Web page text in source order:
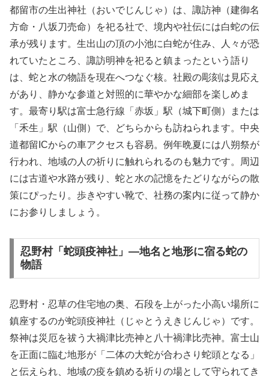
都留市の生出神社（おいでじんじゃ）は、諏訪神（建御名
方命・八坂刀売命）を祀る社で、境内や社伝には白蛇の伝
承が残ります。生出山の頂の小池に白蛇が住み、人々が恐
れていたところ、諏訪明神を祀ると鎮まったという語り
は、蛇と水の物語を現在へつなぐ核。社殿の彫刻は見応え
があり、静かな参道と対照的に華やかな細部を楽しめま
す。最寄り駅は富士急行線「赤坂」駅（城下町側）または
「禾生」駅（山側）で、どちらからも訪ねられます。中央
道都留ICからの車アクセスも容易。例年晩夏には八朔祭が
行われ、地域の人の祈りに触れられるのも魅力です。周辺
には古道や水路が残り、蛇と水の記憶をたどりながらの散
策にぴったり。歩きやすい靴で、社務の案内に従って静か
にお参りしましょう。
忍野村「蛇頭疫神社」—地名と地形に宿る蛇の
物語
忍野村・忍草の住宅地の奥、石段を上がった小高い場所に
鎮座するのが蛇頭疫神社（じゃとうえきじんじゃ）です。
祭神は災厄を祓う大禍津比売神と八十禍津比売神。富士山
を正面に臨む地形が「二体の大蛇が合わさり蛇頭となる」
と伝えられ、地域の疫を鎮める祈りの場として守られてき